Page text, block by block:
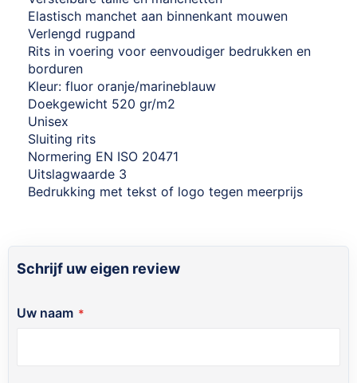
Elastisch manchet aan binnenkant mouwen
Verlengd rugpand
Rits in voering voor eenvoudiger bedrukken en
borduren
Kleur: fluor oranje/marineblauw
Doekgewicht 520 gr/m2
Unisex
Sluiting rits
Normering EN ISO 20471
Uitslagwaarde 3
Bedrukking met tekst of logo tegen meerprijs
Schrijf uw eigen review
Uw naam